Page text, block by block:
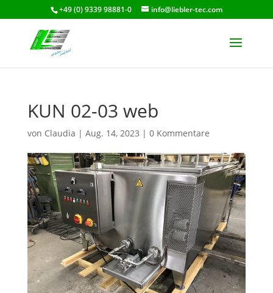
+49 (0) 9339 98881-0 info@liebler-tec.com
KUN 02-03 web
von Claudia | Aug. 14, 2023 | 0 Kommentare